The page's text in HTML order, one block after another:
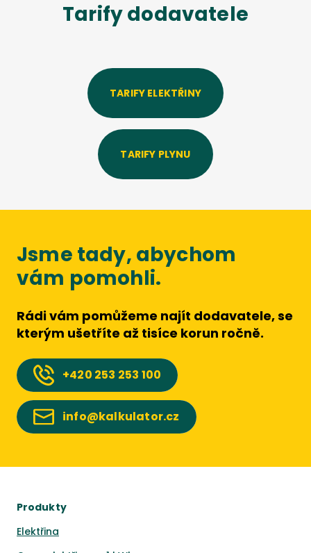
Tarify dodavatele
TARIFY ELEKTŘINY
TARIFY PLYNU
Jsme tady, abychom
vám pomohli.
Rádi vám pomůžeme najít dodavatele, se
kterým ušetříte až tisíce korun ročně.
+420 253 253 100
info@kalkulator.cz
Produkty
Elektřina